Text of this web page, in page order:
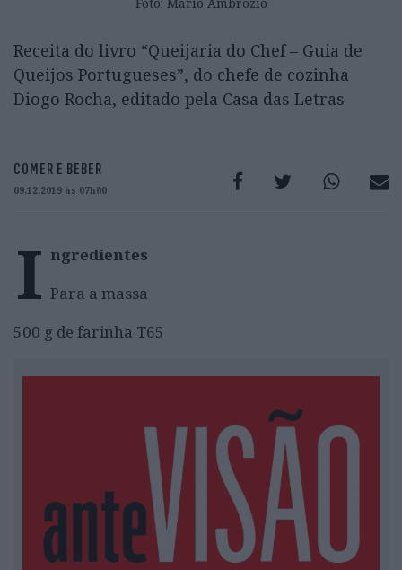
Foto: Mário Ambrózio
Receita do livro “Queijaria do Chef – Guia de
Queijos Portugueses”, do chefe de cozinha
Diogo Rocha, editado pela Casa das Letras
COMER E BEBER
09.12.2019 às 07h00
I ngredientes
Para a massa
500 g de farinha T65